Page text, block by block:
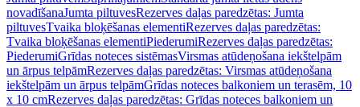
novadīšanaJumta piltuvesRezerves daļas paredzētas: Jumta
piltuvesTvaika bloķēšanas elementiRezerves daļas paredzētas:
Tvaika bloķēšanas elementiPiederumiRezerves daļas paredzētas:
PiederumiGrīdas noteces sistēmasVirsmas atūdeņošana iekštelpām
un ārpus telpāmRezerves daļas paredzētas: Virsmas atūdeņošana
iekštelpām un ārpus telpāmGrīdas noteces balkoniem un terasēm, 10
x 10 cmRezerves daļas paredzētas: Grīdas noteces balkoniem un